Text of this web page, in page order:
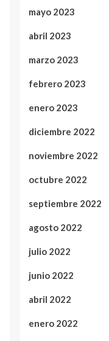
mayo 2023
abril 2023
marzo 2023
febrero 2023
enero 2023
diciembre 2022
noviembre 2022
octubre 2022
septiembre 2022
agosto 2022
julio 2022
junio 2022
abril 2022
enero 2022